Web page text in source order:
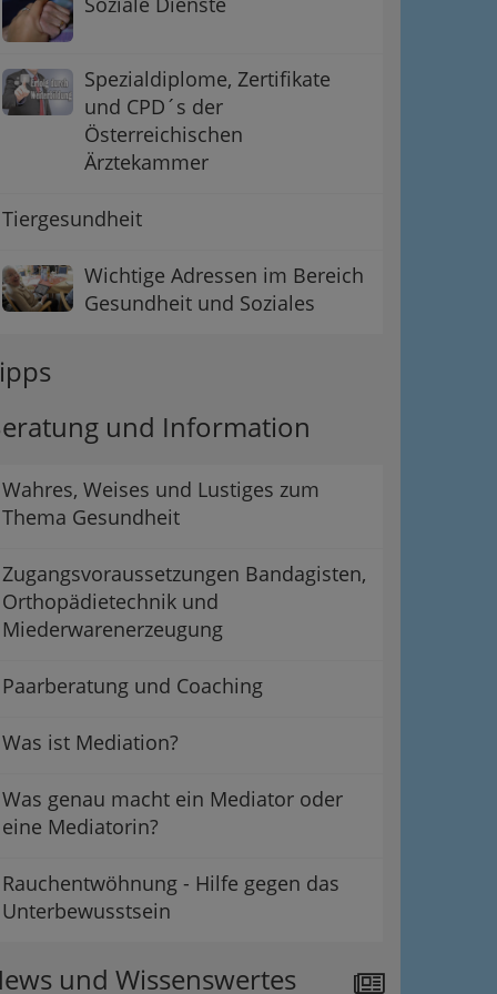
Spezialdiplome, Zertifikate
und CPD´s der
Österreichischen
Ärztekammer
Tiergesundheit
Wichtige Adressen im Bereich
Gesundheit und Soziales
und Information
Wahres, Weises und Lustiges zum
Thema Gesundheit
Zugangsvoraussetzungen Bandagisten,
Orthopädietechnik und
Miederwarenerzeugung
Paarberatung und Coaching
Was ist Mediation?
Was genau macht ein Mediator oder
eine Mediatorin?
Rauchentwöhnung - Hilfe gegen das
Unterbewusstsein
und Wissenswertes